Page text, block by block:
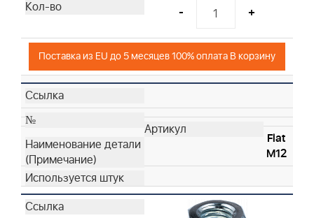
- +
Поставка из EU до 5 месяцев 100% оплата В корзину
Flat
M12